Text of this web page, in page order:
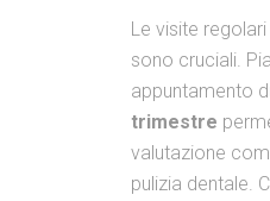
Le visite
sono cruciali.
appuntamento
trimestre
valutazione
pulizia dentale.